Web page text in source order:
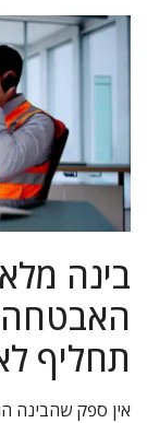
בינה
האבטחה
תחליף
אין ספק שהבינה